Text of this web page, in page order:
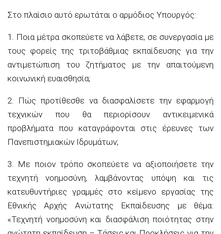
Στο πλαίσιο αυτό ερωτάται ο αρμόδιος Υπουργός:
1. Ποια μέτρα σκοπεύετε να λάβετε, σε συνεργασία με
τους φορείς της τριτοβάθμιας εκπαίδευσης για την
αντιμετώπιση του ζητήματος με την απαιτούμενη
κοινωνική ευαισθησία;
2. Πώς προτίθεσθε να διασφαλίσετε την εφαρμογή
τεχνικών που θα περιορίσουν αντικειμενικά
προβλήματα που καταγράφονται στις έρευνες των
Πανεπιστημιακών Ιδρυμάτων;
3. Με ποιον τρόπο σκοπεύετε να αξιοποιήσετε την
τεχνητή νοημοσύνη, λαμβάνοντας υπόψη και τις
κατευθυντήριες γραμμές στο κείμενο εργασίας της
Εθνικής Αρχής Ανώτατης Εκπαίδευσης με θέμα:
«Τεχνητή νοημοσύνη και διασφάλιση ποιότητας στην